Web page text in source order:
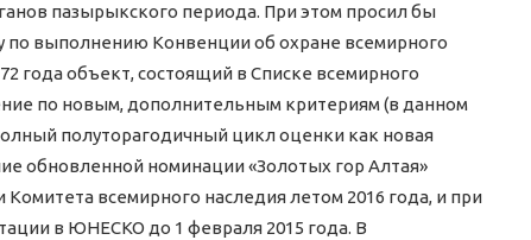
пазырыкского периода. При этом просил бы
по выполнению Конвенции об охране всемирного
года объект, состоящий в Списке всемирного
по новым, дополнительным критериям (в данном
полуторагодичный цикл оценки как новая
обновленной номинации «Золотых гор Алтая»
всемирного наследия летом 2016 года, и при
в ЮНЕСКО до 1 февраля 2015 года. В